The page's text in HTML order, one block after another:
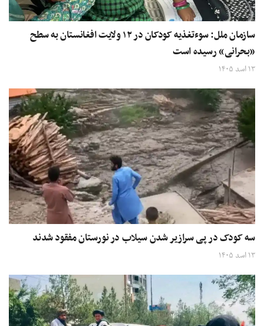
سازمان ملل: سوءتغذیه کودکان در ۱۲ ولایت‌ افغانستان به سطح
«بحرانی» رسیده است
۱۳ اسد ۱۴۰۵
سه کودک در پی سرازیر شدن سیلاب در نورستان مفقود شدند
۱۳ اسد ۱۴۰۵